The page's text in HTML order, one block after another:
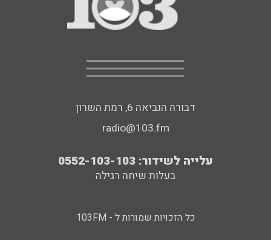
דבורה הנביאה 6, רמת השרון
radio@103.fm
עלייה לשידור: 0552-103-103
בעלות שיחה רגילה
כל הזכויות שמורות ל - 103FM